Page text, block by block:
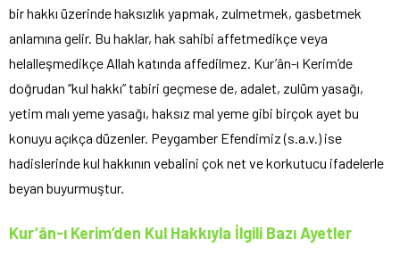
bir hakkı üzerinde haksızlık yapmak, zulmetmek, gasbetmek
anlamına gelir. Bu haklar, hak sahibi affetmedikçe veya
helalleşmedikçe Allah katında affedilmez. Kur’ân-ı Kerim’de
doğrudan “kul hakkı” tabiri geçmese de, adalet, zulüm yasağı,
yetim malı yeme yasağı, haksız mal yeme gibi birçok ayet bu
konuyu açıkça düzenler. Peygamber Efendimiz (s.a.v.) ise
hadislerinde kul hakkının vebalini çok net ve korkutucu ifadelerle
beyan buyurmuştur.
Kur’ân-ı Kerim’den Kul Hakkıyla İlgili Bazı Ayetler